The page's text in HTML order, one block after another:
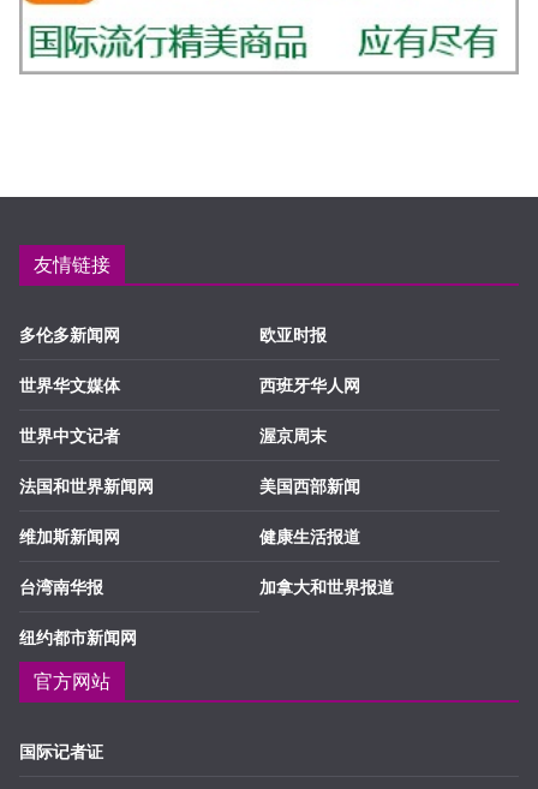
友情链接
多伦多新闻网
世界华文媒体
世界中文记者
法国和世界新闻网
维加斯新闻网
台湾南华报
纽约都市新闻网
欧亚时报
西班牙华人网
渥京周末
美国西部新闻
健康生活报道
加拿大和世界报道
官方网站
国际记者证